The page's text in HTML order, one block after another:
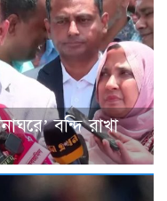
বন্দি রাখা